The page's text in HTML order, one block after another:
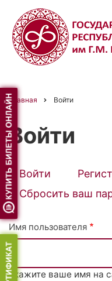
Перейти
основному
содержанию
Строка
навигации
Главная Войти
Войти
Primary
tabs
Войти (активная
вкладка)
Сбросить ваш
Имя пользователя
Укажите ваше имя на